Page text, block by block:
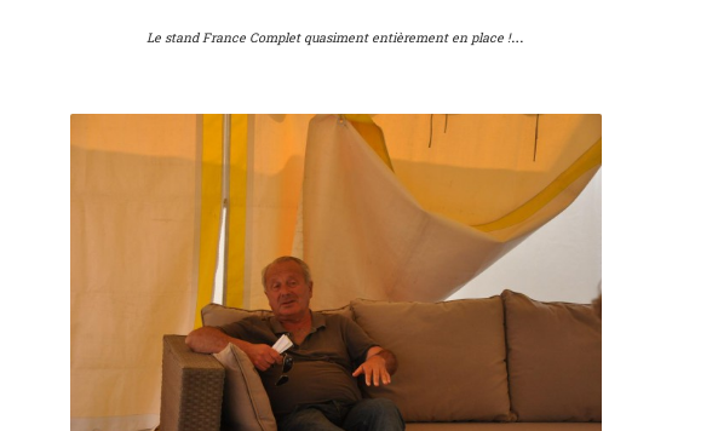
Le stand France Complet quasiment entièrement en place !…